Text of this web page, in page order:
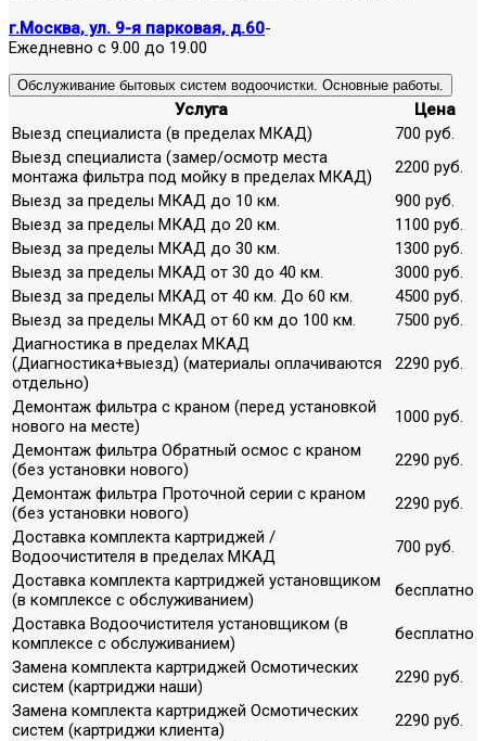
г.Москва, ул. 9-я парковая, д.60-
Ежедневно с 9.00 до 19.00
Обслуживание бытовых систем водоочистки. Основные работы.
Услуга
Цена
Выезд специалиста (в пределах МКАД)
700 руб.
Выезд специалиста (замер/осмотр места
монтажа фильтра под мойку в пределах МКАД)
2200 руб.
Выезд за пределы МКАД до 10 км.
900 руб.
Выезд за пределы МКАД до 20 км.
1100 руб.
Выезд за пределы МКАД до 30 км.
1300 руб.
Выезд за пределы МКАД от 30 до 40 км.
3000 руб.
Выезд за пределы МКАД от 40 км. До 60 км.
4500 руб.
Выезд за пределы МКАД от 60 км до 100 км.
7500 руб.
Диагностика в пределах МКАД
(Диагностика+выезд) (материалы оплачиваются
отдельно)
2290 руб.
Демонтаж фильтра с краном (перед установкой
нового на месте)
1000 руб.
Демонтаж фильтра Обратный осмос с краном
(без установки нового)
2290 руб.
Демонтаж фильтра Проточной серии с краном
(без установки нового)
2290 руб.
Доставка комплекта картриджей /
Водоочистителя в пределах МКАД
700 руб.
Доставка комплекта картриджей установщиком
(в комплексе с обслуживанием)
бесплатно
Доставка Водоочистителя установщиком (в
комплексе с обслуживанием)
бесплатно
Замена комплекта картриджей Осмотических
систем (картриджи наши)
2290 руб.
Замена комплекта картриджей Осмотических
систем (картриджи клиента)
2290 руб.